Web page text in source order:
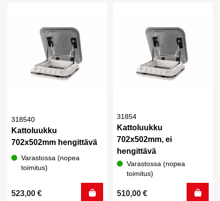
318540
Kattoluukku
702x502mm hengittävä
Varastossa (nopea
toimitus)
523,00 €
31854
Kattoluukku
702x502mm, ei
hengittävä
Varastossa (nopea
toimitus)
510,00 €